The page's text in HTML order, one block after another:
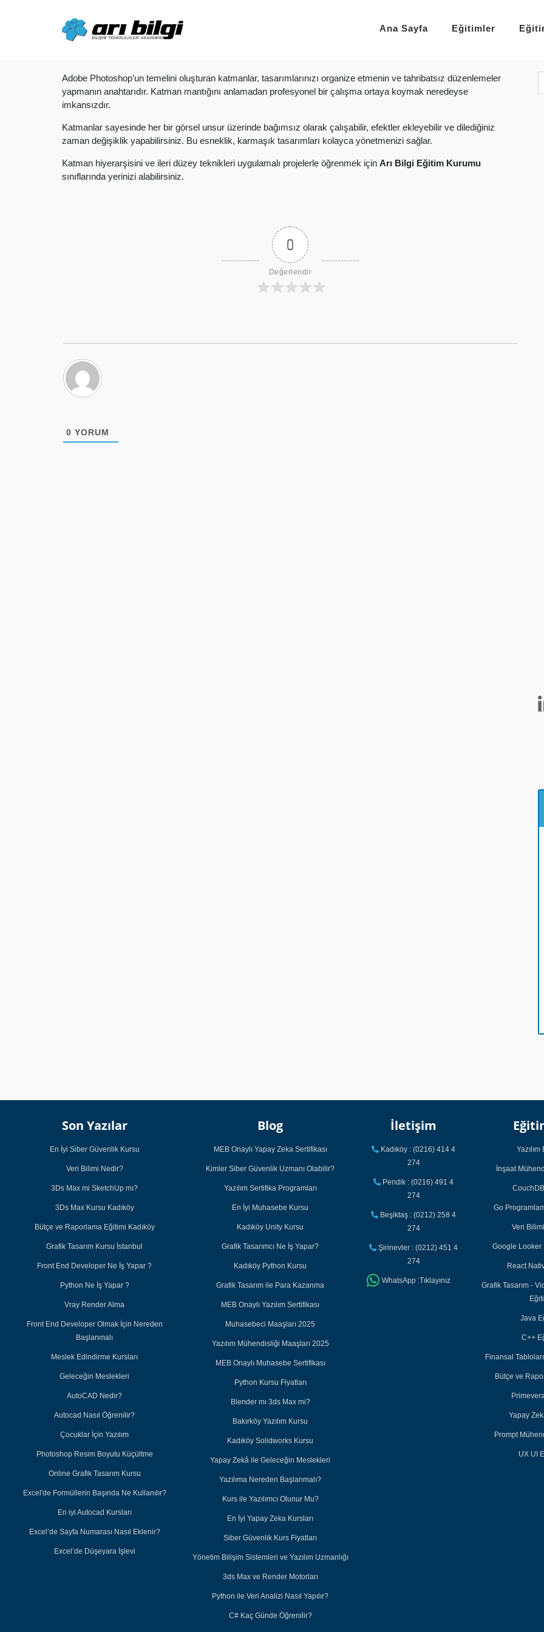
Ana Sayfa Eğitimler
Adobe Photoshop’un temelini oluşturan katmanlar, tasarımlarınızı organize etmenin ve tahribatsız düzenlemeler
yapmanın anahtarıdır. Katman mantığını anlamadan profesyonel bir çalışma ortaya koymak neredeyse
imkansızdır.
Katmanlar sayesinde her bir görsel unsur üzerinde bağımsız olarak çalışabilir, efektler ekleyebilir ve dilediğiniz
zaman değişiklik yapabilirsiniz. Bu esneklik, karmaşık tasarımları kolayca yönetmenizi sağlar.
Katman hiyerarşisini ve ileri düzey teknikleri uygulamalı projelerle öğrenmek için Arı Bilgi Eğitim Kurumu
sınıflarında yerinizi alabilirsiniz.
0
Değerlendir
0 YORUM
Son Yazılar
En İyi Siber Güvenlik Kursu
Veri Bilimi Nedir?
3Ds Max mi SketchUp mı?
3Ds Max Kursu Kadıköy
Bütçe ve Raporlama Eğitimi Kadıköy
Grafik Tasarım Kursu İstanbul
Front End Developer Ne İş Yapar ?
Python Ne İş Yapar ?
Vray Render Alma
Front End Developer Olmak İçin Nereden
Başlanmalı
Meslek Edindirme Kursları
Geleceğin Meslekleri
AutoCAD Nedir?
Autocad Nasıl Öğrenilir?
Çocuklar İçin Yazılım
Photoshop Resim Boyutu Küçültme
Online Grafik Tasarım Kursu
Excel'de Formüllerin Başında Ne Kullanılır?
En iyi Autocad Kursları
Excel’de Sayfa Numarası Nasıl Eklenir?
Excel’de Düşeyara İşlevi
Blog
MEB Onaylı Yapay Zeka Sertifikası
Kimler Siber Güvenlik Uzmanı Olabilir?
Yazılım Sertifika Programları
En İyi Muhasebe Kursu
Kadıköy Unity Kursu
Grafik Tasarımcı Ne İş Yapar?
Kadıköy Python Kursu
Grafik Tasarım ile Para Kazanma
MEB Onaylı Yazılım Sertifikası
Muhasebeci Maaşları 2025
Yazılım Mühendisliği Maaşları 2025
MEB Onaylı Muhasebe Sertifikası
Python Kursu Fiyatları
Blender mı 3ds Max mi?
Bakırköy Yazılım Kursu
Kadıköy Solidworks Kursu
Yapay Zekâ ile Geleceğin Meslekleri
Yazılıma Nereden Başlanmalı?
Kurs ile Yazılımcı Olunur Mu?
En İyi Yapay Zeka Kursları
Siber Güvenlik Kurs Fiyatları
Yönetim Bilişim Sistemleri ve Yazılım Uzmanlığı
3ds Max ve Render Motorları
Python ile Veri Analizi Nasıl Yapılır?
C# Kaç Günde Öğrenilir?
İletişim
Kadıköy : (0216) 414 4
274
Pendik : (0216) 491 4
274
Beşiktaş : (0212) 258 4
274
Şirinevler : (0212) 451 4
274
WhatsApp :Tıklayınız
İnşaat
Go
Veri
Google Looker
React
Grafik Tasarım -
Java
C++
Finansal
Bütçe ve
Yapay
Prompt
UX UI